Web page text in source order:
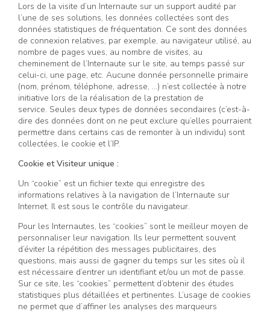
Lors de la visite d’un Internaute sur un support audité par
l’une de ses solutions, les données collectées sont des
données statistiques de fréquentation. Ce sont des données
de connexion relatives, par exemple, au navigateur utilisé, au
nombre de pages vues, au nombre de visites, au
cheminement de l’Internaute sur le site, au temps passé sur
celui-ci, une page, etc. Aucune donnée personnelle primaire
(nom, prénom, téléphone, adresse, …) n’est collectée à notre
initiative lors de la réalisation de la prestation de
service. Seules deux types de données secondaires (c’est-à-
dire des données dont on ne peut exclure qu’elles pourraient
permettre dans certains cas de remonter à un individu) sont
collectées, le cookie et l’IP.
Cookie et Visiteur unique :
Un “cookie” est un fichier texte qui enregistre des
informations relatives à la navigation de l’Internaute sur
Internet. Il est sous le contrôle du navigateur.
Pour les Internautes, les “cookies” sont le meilleur moyen de
personnaliser leur navigation. Ils leur permettent souvent
d’éviter la répétition des messages publicitaires, des
questions, mais aussi de gagner du temps sur les sites où il
est nécessaire d’entrer un identifiant et/ou un mot de passe.
Sur ce site, les “cookies” permettent d’obtenir des études
statistiques plus détaillées et pertinentes. L’usage de cookies
ne permet que d’affiner les analyses des marqueurs